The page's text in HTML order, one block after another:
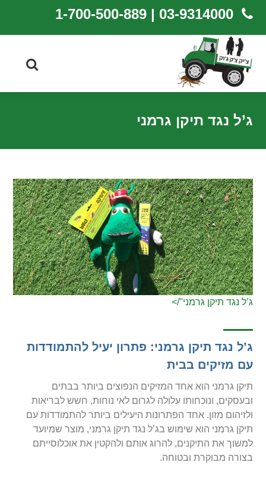
03-9314000 | 1-700-500-889
ג’ל נגד תיקן גרמני
ג’ל נגד תיקן גרמני"/>
ג’ל נגד תיקן גרמני: פתרון יעיל להתמודדות
עם מזיקים בבית
תיקן גרמני הוא אחד המזיקים הנפוצים ביותר בבתים
ובעסקים, ונוכחותו עלולה לגרום לאי נוחות, חשש לבריאות
ולזיהום מזון. אחד הפתרונות היעילים ביותר להתמודדות עם
תיקן גרמני הוא שימוש בג’ל נגד תיקן גרמני, מוצר שמיועד
למשוך את התיקנים, להרוג אותם ולהקטין את אוכלוסייתם
בצורה מבוקרת ובטוחה.